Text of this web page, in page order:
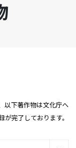
以下著作物は文化庁へ
が完了しております。